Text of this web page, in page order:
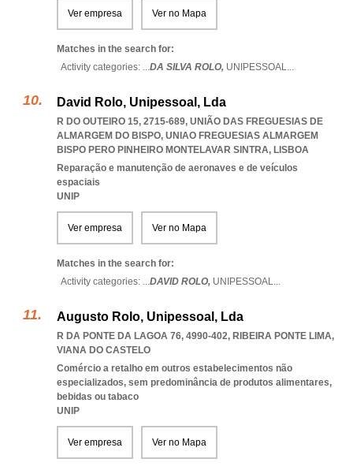
Ver empresa Ver no Mapa
Matches in the search for:
Activity categories: ...DA SILVA ROLO, UNIPESSOAL...
David Rolo, Unipessoal, Lda
R DO OUTEIRO 15, 2715-689, UNIÃO DAS FREGUESIAS DE
ALMARGEM DO BISPO, UNIAO FREGUESIAS ALMARGEM
BISPO PERO PINHEIRO MONTELAVAR SINTRA, LISBOA
Reparação e manutenção de aeronaves e de veículos
espaciais
UNIP
Ver empresa Ver no Mapa
Matches in the search for:
Activity categories: ...DAVID ROLO, UNIPESSOAL...
Augusto Rolo, Unipessoal, Lda
R DA PONTE DA LAGOA 76, 4990-402, RIBEIRA PONTE LIMA,
VIANA DO CASTELO
Comércio a retalho em outros estabelecimentos não
especializados, sem predominância de produtos alimentares,
bebidas ou tabaco
UNIP
Ver empresa Ver no Mapa